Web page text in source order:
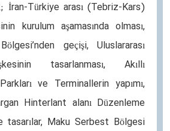
İran-Türkiye arası (Tebriz-Kars)
kurulum aşamasında olması,
geçişi, Uluslararası
tasarlanması, Akıllı
ve Terminallerin yapımı,
Hinterlant alanı Düzenleme
tasarılar, Maku Serbest Bölgesi